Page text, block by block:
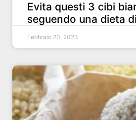
Evita questi 3 cibi
seguendo una dieta
Febbraio 20, 2023